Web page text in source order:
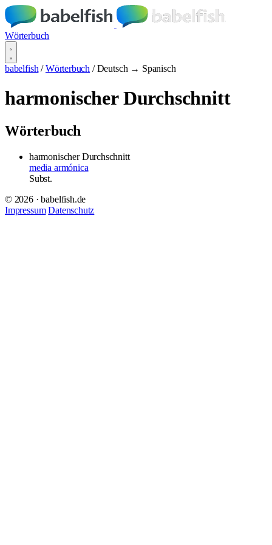
Wörterbuch
babelfish / Wörterbuch / Deutsch → Spanisch
harmonischer Durchschnitt
Wörterbuch
harmonischer Durchschnitt
media armónica
Subst.
© 2026 · babelfish.de
Impressum Datenschutz